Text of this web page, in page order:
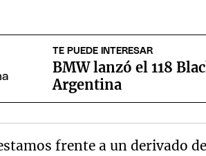
TE PUEDE INTERESAR
BMW lanzó el 118
Argentina
frente a un derivado